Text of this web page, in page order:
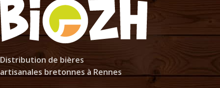
Distribution de bières
artisanales bretonnes à Rennes